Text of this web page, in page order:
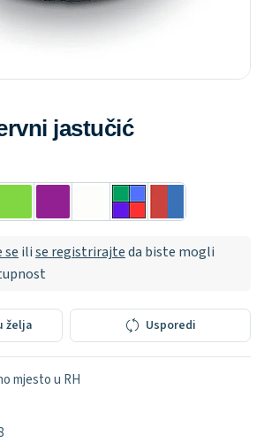
jastučić
se ilise registrirajteda biste mogli
želja Usporedi
mjesto u RH